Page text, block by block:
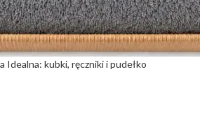
Idealna: kubki, ręczniki i pudełko